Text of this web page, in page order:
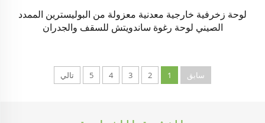
لوحة زخرفية خارجية معدنية معزولة من البوليسترين الممدد
الصيني لوحة رغوة ساندويتش للسقف والجدران
سابق 1
2
3
4
5 تالي